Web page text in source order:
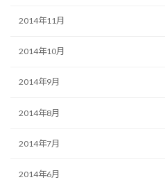
2014年11月
2014年10月
2014年9月
2014年8月
2014年7月
2014年6月